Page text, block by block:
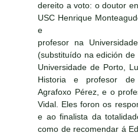
dereito a voto: o doutor
USC Henrique
e
profesor na
(substituído na edición
Universidade de Porto,
Historia e profesor de
Agrafoxo Pérez, e o
Vidal. Eles foron os
e ao finalista da
como de recomendar á